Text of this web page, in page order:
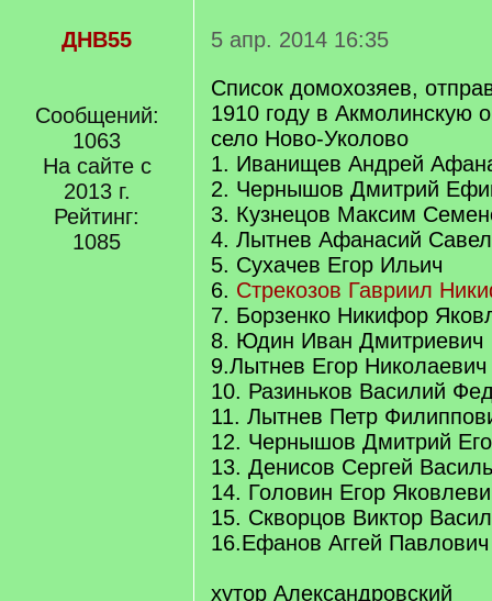
ДНВ55
Сообщений:
1063
На сайте с
2013 г.
Рейтинг:
1085
5 апр. 2014 16:35
Список домохозяев,
1910 году в Акмолинскую
село Ново-Уколово
1. Иванищев Андрей
2. Чернышов Дмитрий
3. Кузнецов Максим
4. Лытнев Афанасий
5. Сухачев Егор Ильич
6. Стрекозов Гавриил
7. Борзенко Никифор
8. Юдин Иван Дмитриевич
9.Лытнев Егор Николаевич
10. Разиньков Василий
11. Лытнев Петр
12. Чернышов Дмитрий
13. Денисов Сергей
14. Головин Егор
15. Скворцов Виктор
16.Ефанов Аггей Павлович
хутор Александровский